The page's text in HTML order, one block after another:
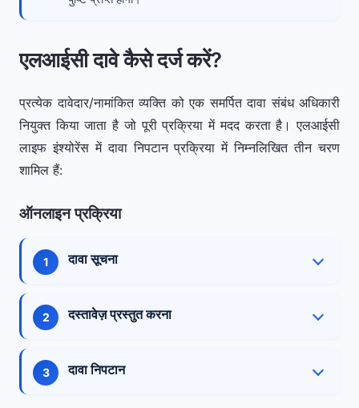
एलआईसी दावे कैसे दर्ज करें?
प्रत्येक दावेदार/नामांकित व्यक्ति को एक समर्पित दावा संबंध अधिकारी
नियुक्त किया जाता है जो पूरी प्रक्रिया में मदद करता है। एलआईसी
लाइफ इंश्योरेंस में दावा निपटान प्रक्रिया में निम्नलिखित तीन चरण
शामिल हैं:
ऑनलाइन प्रक्रिया
दावा सूचना
एलआईसी लाइफ को ईमेल लिखकर, टोल-फ्री नंबर पर
निकटतम शाखा में जाकर। दावे के सफल पंजीकरण पर
दस्तावेज़ प्रस्तुत करना
अनुरोधित आवश्यक दस्तावेज़ प्रस्तुत करने होंगे।
दावा निपटान